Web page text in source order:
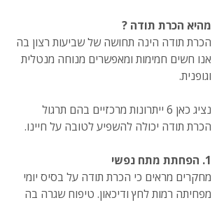
מהיא הכרת תודה ?
הכרת תודה הינה תחושה של שביעות רצון בה
אנו חשים חמימות ומאפשרים מנוחה מנטלית
וגופנית.
נציג כאן 6 ייתרונות מרכזיים בהם תרגול
הכרת תודה יכולה להשפיע לטובה על חיינו.
1. הפחתת מתח נפשי
מחקרים מראים כי הכרת תודה על בסיס יומי
מפחיתה רמות לחץ ודיכאון. טיפוח שגרה בה